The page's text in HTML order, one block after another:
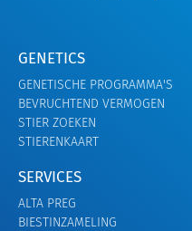
GENETICS
GENETISCHE PROGRAMMA'S
BEVRUCHTEND VERMOGEN
STIER ZOEKEN
STIERENKAART
SERVICES
ALTA PREG
BIESTINZAMELING